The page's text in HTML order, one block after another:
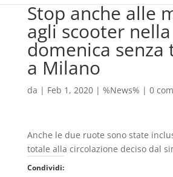
Stop anche alle
agli scooter nella
domenica senza
a Milano
da | Feb 1, 2020| %News% | 0
Anche le due ruote sono state
totale alla circolazione deciso dal
Condividi: